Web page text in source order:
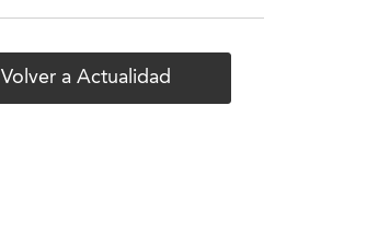
Volver a Actualidad